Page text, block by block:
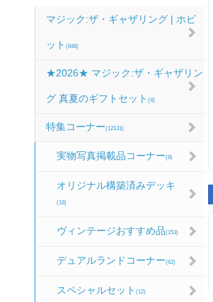
マジック:ザ・ギャザリング | ホビ
ット (848)
★2026★ マジック:ザ・ギャザリン
グ 真夏のギフトセット (4)
特集コーナー(12131)
実物写真掲載品コーナー(8)
オリジナル構築済みデッキ
(18)
ヴィンテージおすすめ品(153)
デュアルランドコーナー(62)
スペシャルセット (12)